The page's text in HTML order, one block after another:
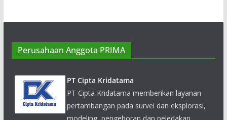
Perusahaan Anggota PRIMA
PT Cipta Kridatama
PT Cipta Kridatama memberikan layanan
pertambangan pada survei dan eksplorasi,
modeling, pengeboran dan peledakan,